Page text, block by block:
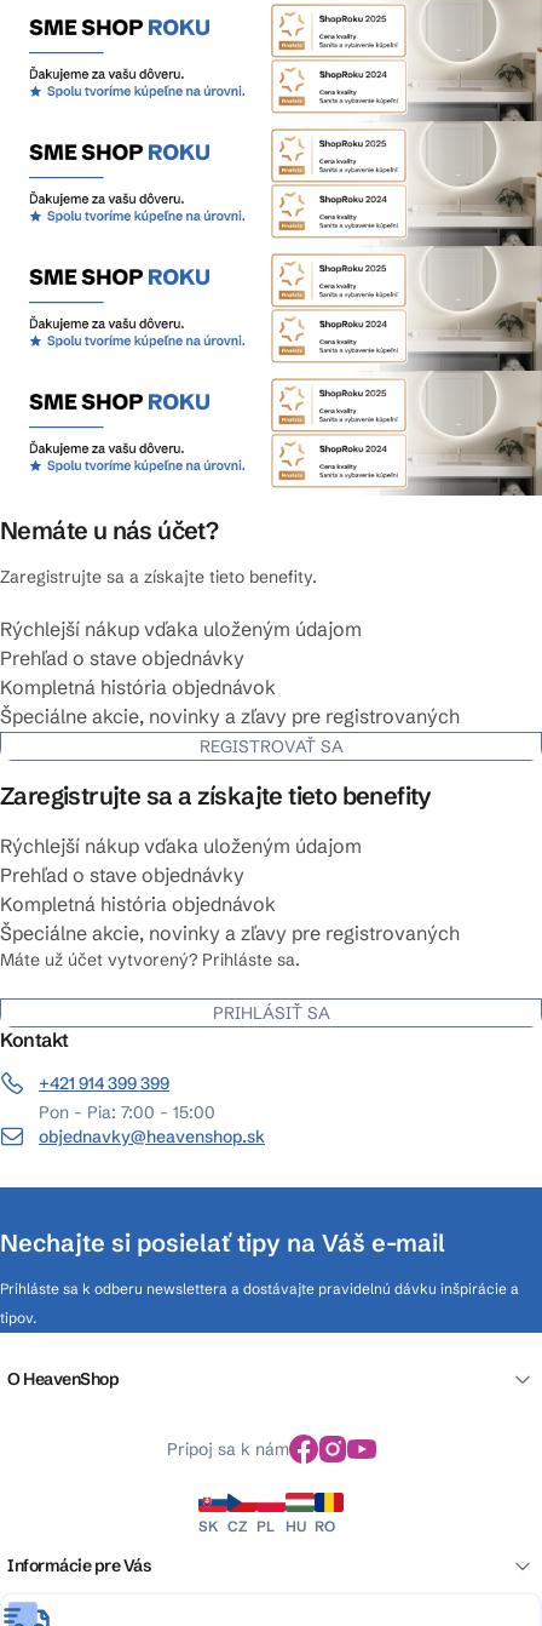
Nemáte u nás účet?
Zaregistrujte sa a získajte tieto benefity.
Rýchlejší nákup vďaka uloženým údajom
Prehľad o stave objednávky
Kompletná história objednávok
Špeciálne akcie, novinky a zľavy pre registrovaných
REGISTROVAŤ SA
Zaregistrujte sa a získajte tieto benefity
Rýchlejší nákup vďaka uloženým údajom
Prehľad o stave objednávky
Kompletná história objednávok
Špeciálne akcie, novinky a zľavy pre registrovaných
Máte už účet vytvorený? Prihláste sa.
PRIHLÁSIŤ SA
Kontakt
+421 914 399 399
Pon - Pia: 7:00 - 15:00
objednavky@heavenshop.sk
Nechajte si posielať tipy na Váš e-mail
Prihláste sa k odberu newslettera a dostávajte pravidelnú dávku inšpirácie a
tipov.
O HeavenShop
Pripoj sa k nám
SK CZ PL HU RO
Informácie pre Vás